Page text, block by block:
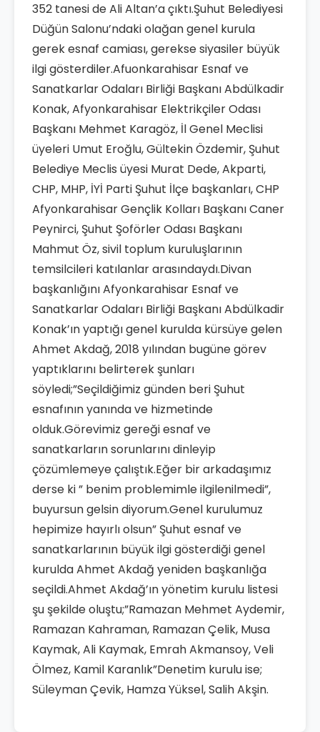
352 tanesi de Ali Altan’a çıktı.Şuhut Belediyesi
Düğün Salonu’ndaki olağan genel kurula
gerek esnaf camiası, gerekse siyasiler büyük
ilgi gösterdiler.Afuonkarahisar Esnaf ve
Sanatkarlar Odaları Birliği Başkanı Abdülkadir
Konak, Afyonkarahisar Elektrikçiler Odası
Başkanı Mehmet Karagöz, İl Genel Meclisi
üyeleri Umut Eroğlu, Gültekin Özdemir, Şuhut
Belediye Meclis üyesi Murat Dede, Akparti,
CHP, MHP, İYİ Parti Şuhut İlçe başkanları, CHP
Afyonkarahisar Gençlik Kolları Başkanı Caner
Peynirci, Şuhut Şoförler Odası Başkanı
Mahmut Öz, sivil toplum kuruluşlarının
temsilcileri katılanlar arasındaydı.Divan
başkanlığını Afyonkarahisar Esnaf ve
Sanatkarlar Odaları Birliği Başkanı Abdülkadir
Konak’ın yaptığı genel kurulda kürsüye gelen
Ahmet Akdağ, 2018 yılından bugüne görev
yaptıklarını belirterek şunları
söyledi;”Seçildiğimiz günden beri Şuhut
esnafının yanında ve hizmetinde
olduk.Görevimiz gereği esnaf ve
sanatkarların sorunlarını dinleyip
çözümlemeye çalıştık.Eğer bir arkadaşımız
derse ki ” benim problemimle ilgilenilmedi”,
buyursun gelsin diyorum.Genel kurulumuz
hepimize hayırlı olsun” Şuhut esnaf ve
sanatkarlarının büyük ilgi gösterdiği genel
kurulda Ahmet Akdağ yeniden başkanlığa
seçildi.Ahmet Akdağ’ın yönetim kurulu listesi
şu şekilde oluştu;”Ramazan Mehmet Aydemir,
Ramazan Kahraman, Ramazan Çelik, Musa
Kaymak, Ali Kaymak, Emrah Akmansoy, Veli
Ölmez, Kamil Karanlık”Denetim kurulu ise;
Süleyman Çevik, Hamza Yüksel, Salih Akşin.